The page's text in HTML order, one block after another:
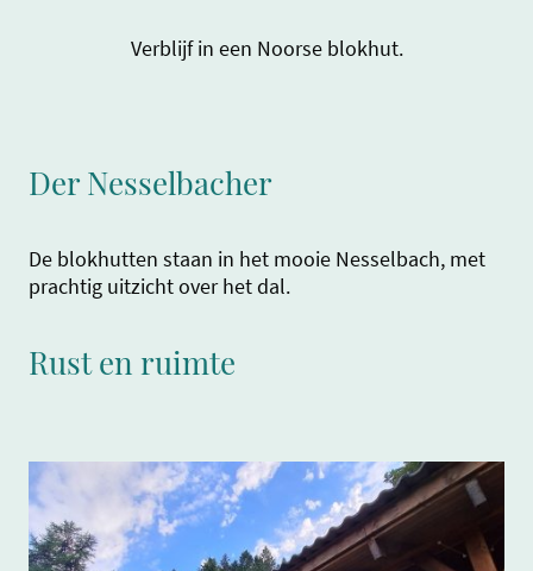
Verblijf in een Noorse blokhut.
Der Nesselbacher
De blokhutten staan in het mooie Nesselbach, met
prachtig uitzicht over het dal.
Rust en ruimte